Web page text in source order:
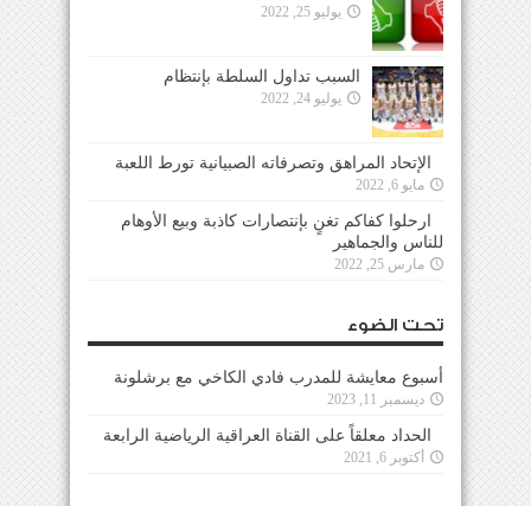
يوليو 25, 2022
السبب تداول السلطة بإنتظام
يوليو 24, 2022
الإتحاد المراهق وتصرفاته الصبيانية تورط اللعبة
مايو 6, 2022
ارحلوا كفاكم تغنٍ بإنتصارات كاذبة وبيع الأوهام
للناس والجماهير
مارس 25, 2022
تحت الضوء
أسبوع معايشة للمدرب فادي الكاخي مع برشلونة
ديسمبر 11, 2023
الحداد معلقاً على القناة العراقية الرياضية الرابعة
أكتوبر 6, 2021